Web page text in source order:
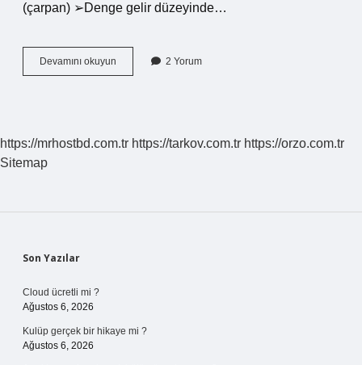
(çarpan) ➢Denge gelir düzeyinde…
Devamını okuyun Çoğaltan
Katsayısı
2 Yorum
https://mrhostbd.com.tr https://tarkov.com.tr https://orzo.com.tr
Sitemap
Sidebar
Son Yazılar
Cloud ücretli mi ?
Ağustos 6, 2026
Kulüp gerçek bir hikaye mi ?
Ağustos 6, 2026